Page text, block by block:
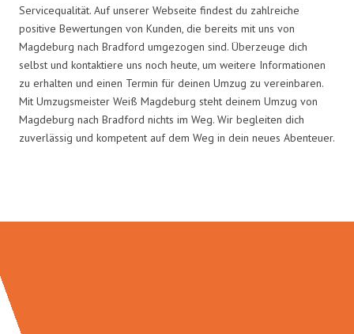
Servicequalität. Auf unserer Webseite findest du zahlreiche
positive Bewertungen von Kunden, die bereits mit uns von
Magdeburg nach Bradford umgezogen sind. Überzeuge dich
selbst und kontaktiere uns noch heute, um weitere Informationen
zu erhalten und einen Termin für deinen Umzug zu vereinbaren.
Mit Umzugsmeister Weiß Magdeburg steht deinem Umzug von
Magdeburg nach Bradford nichts im Weg. Wir begleiten dich
zuverlässig und kompetent auf dem Weg in dein neues Abenteuer.